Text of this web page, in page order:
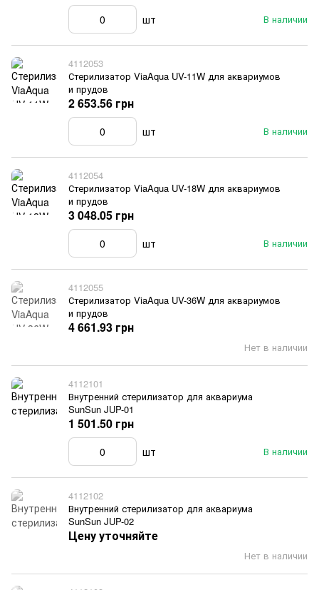
В наличии
шт
4112053
Стерилизатор ViaAqua UV-11W для аквариумов
и прудов
В наличии
2 653.56 грн
шт
4112054
Стерилизатор ViaAqua UV-18W для аквариумов
и прудов
В наличии
3 048.05 грн
шт
4112055
Стерилизатор ViaAqua UV-36W для аквариумов
и прудов
Нет в наличии
4 661.93 грн
4112101
Внутренний стерилизатор для аквариума
SunSun JUP-01
В наличии
1 501.50 грн
шт
4112102
Внутренний стерилизатор для аквариума
SunSun JUP-02
Нет в наличии
Цену уточняйте